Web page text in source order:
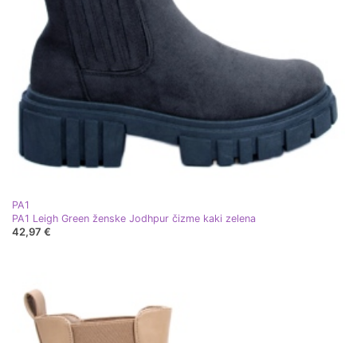
PA1
PA1 Leigh Green ženske Jodhpur čizme kaki zelena
42,97 €